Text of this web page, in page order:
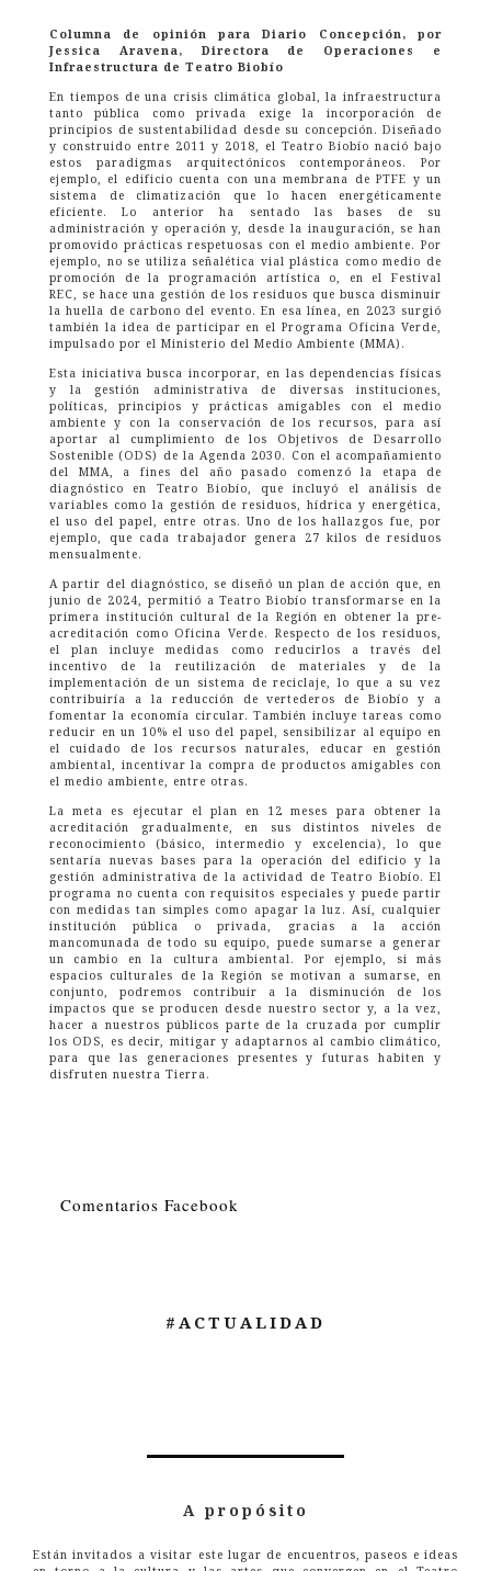
Columna de opinión para Diario Concepción, por
Jessica Aravena, Directora de Operaciones e
Infraestructura de Teatro Biobío
En tiempos de una crisis climática global, la infraestructura
tanto pública como privada exige la incorporación de
principios de sustentabilidad desde su concepción. Diseñado
y construido entre 2011 y 2018, el Teatro Biobío nació bajo
estos paradigmas arquitectónicos contemporáneos. Por
ejemplo, el edificio cuenta con una membrana de PTFE y un
sistema de climatización que lo hacen energéticamente
eficiente. Lo anterior ha sentado las bases de su
administración y operación y, desde la inauguración, se han
promovido prácticas respetuosas con el medio ambiente. Por
ejemplo, no se utiliza señalética vial plástica como medio de
promoción de la programación artística o, en el Festival
REC, se hace una gestión de los residuos que busca disminuir
la huella de carbono del evento. En esa línea, en 2023 surgió
también la idea de participar en el Programa Oficina Verde,
impulsado por el Ministerio del Medio Ambiente (MMA).
Esta iniciativa busca incorporar, en las dependencias físicas
y la gestión administrativa de diversas instituciones,
políticas, principios y prácticas amigables con el medio
ambiente y con la conservación de los recursos, para así
aportar al cumplimiento de los Objetivos de Desarrollo
Sostenible (ODS) de la Agenda 2030. Con el acompañamiento
del MMA, a fines del año pasado comenzó la etapa de
diagnóstico en Teatro Biobío, que incluyó el análisis de
variables como la gestión de residuos, hídrica y energética,
el uso del papel, entre otras. Uno de los hallazgos fue, por
ejemplo, que cada trabajador genera 27 kilos de residuos
mensualmente.
A partir del diagnóstico, se diseñó un plan de acción que, en
junio de 2024, permitió a Teatro Biobío transformarse en la
primera institución cultural de la Región en obtener la pre-
acreditación como Oficina Verde. Respecto de los residuos,
el plan incluye medidas como reducirlos a través del
incentivo de la reutilización de materiales y de la
implementación de un sistema de reciclaje, lo que a su vez
contribuiría a la reducción de vertederos de Biobío y a
fomentar la economía circular. También incluye tareas como
reducir en un 10% el uso del papel, sensibilizar al equipo en
el cuidado de los recursos naturales, educar en gestión
ambiental, incentivar la compra de productos amigables con
el medio ambiente, entre otras.
La meta es ejecutar el plan en 12 meses para obtener la
acreditación gradualmente, en sus distintos niveles de
reconocimiento (básico, intermedio y excelencia), lo que
sentaría nuevas bases para la operación del edificio y la
gestión administrativa de la actividad de Teatro Biobío. El
programa no cuenta con requisitos especiales y puede partir
con medidas tan simples como apagar la luz. Así, cualquier
institución pública o privada, gracias a la acción
mancomunada de todo su equipo, puede sumarse a generar
un cambio en la cultura ambiental. Por ejemplo, si más
espacios culturales de la Región se motivan a sumarse, en
conjunto, podremos contribuir a la disminución de los
impactos que se producen desde nuestro sector y, a la vez,
hacer a nuestros públicos parte de la cruzada por cumplir
los ODS, es decir, mitigar y adaptarnos al cambio climático,
para que las generaciones presentes y futuras habiten y
disfruten nuestra Tierra.
Comentarios Facebook
#ACTUALIDAD
A propósito
Están invitados a visitar este lugar de encuentros, paseos e ideas